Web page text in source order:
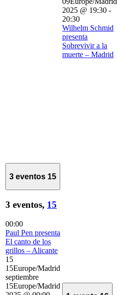
2025 @ 19:30 -
20:30
Wilhelm Schmid
presenta
Sobrevivir a la
muerte – Madrid
3 eventos 15
3 eventos, 15
00:00
Paul Pen presenta
El canto de los
grillos – Alicante
15
15Europe/Madrid
septiembre
15Europe/Madrid